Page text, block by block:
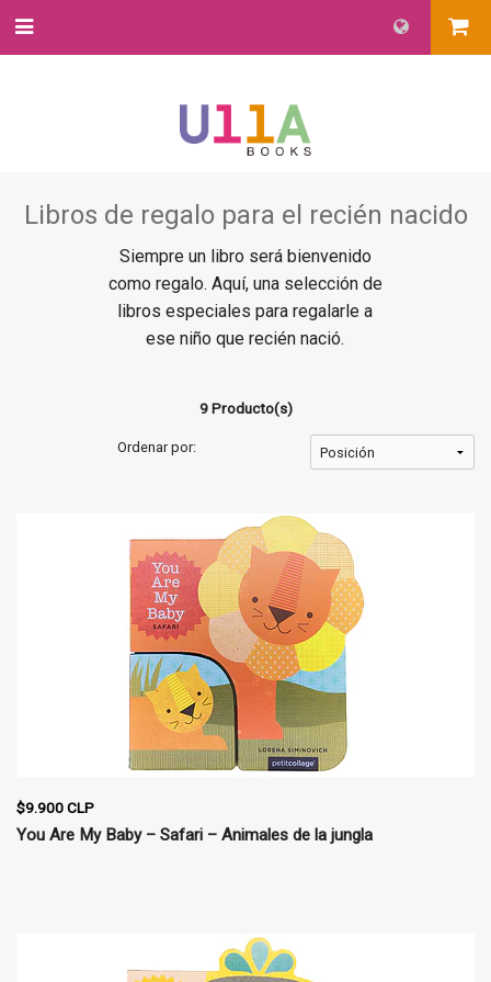
Libros de regalo para el recién nacido
Siempre un libro será bienvenido
como regalo. Aquí, una selección de
libros especiales para regalarle a
ese niño que recién nació.
9 Producto(s)
Ordenar por:
$9.900 CLP
You Are My Baby – Safari – Animales de la jungla